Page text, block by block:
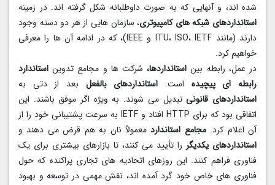
شده اند، و آنهایی که به صورت داوطلبانه شکل گرفته اند. در زمینه
استانداردهای شبکه های کامپیوتری، سازمان هایی از هر دو دسته وجود
دارند (مانند ITU، ISO، IETF و IEEE)، که در ادامه آن ها را معرفی
خواهیم کرد.
در عمل، رابطه بیناستانداردها،شرکت ها و مجامع تدویناستاندارد
رابطه ای پیچیده است. استانداردهای بالفعلبعد از دتی به
استانداردهای قانونی تبدیل می شوند. به ویژه اگر موفق باشند. این
اتفاقی بود که برای HTTP افتاد و IETF به سرعت پشتیبانی خود را از
آن اعلام کرد. مجامع استاندارد معمولاً نان به هم قرض می دهند و
استانداردهای یکدیگررا تأیید می کنند، تا بازارهای بیشتری برای یک
فناوری فراهم کنند. این روزهای اتحادیه های تجاری پراکنده که حول
فناوری های خاص خود گرد آمده اند، نقش مهمی در توسعه و بهبود